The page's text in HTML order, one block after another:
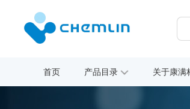
首页 产品目录 关于康满